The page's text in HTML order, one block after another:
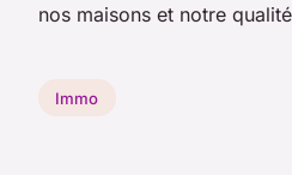
nos maisons et notre
Immo